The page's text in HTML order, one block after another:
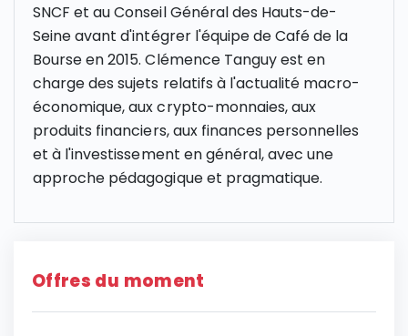
SNCF et au Conseil Général des Hauts-de-
Seine avant d'intégrer l'équipe de Café de la
Bourse en 2015. Clémence Tanguy est en
charge des sujets relatifs à l'actualité macro-
économique, aux crypto-monnaies, aux
produits financiers, aux finances personnelles
et à l'investissement en général, avec une
approche pédagogique et pragmatique.
Offres du moment